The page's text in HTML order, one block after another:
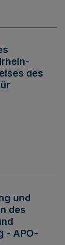
des
und
des
- APO-